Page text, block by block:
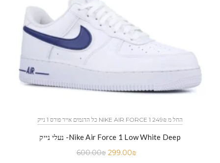
כל הדגמים אייר פורס 1 נייק NIKE AIR FORCE 1 החל מ 249₪
נעלי נייק -Nike Air Force 1 Low White Deep
600.00₪ 299.00₪